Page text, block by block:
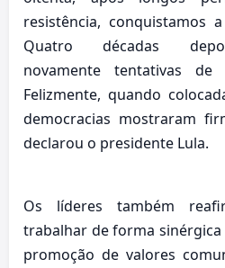
resistência, conquistamos
Quatro décadas
novamente tentativas
Felizmente, quando
democracias mostraram
declarou o presidente Lula.
Os líderes também
trabalhar de forma
promoção de valores